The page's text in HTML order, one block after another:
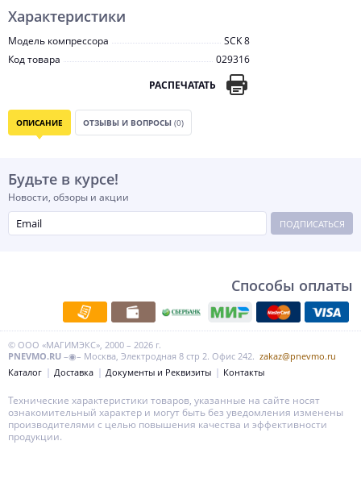
Характеристики
Модель компрессора
SCK 8
Код товара
029316
РАСПЕЧАТАТЬ
ОПИСАНИЕ ОТЗЫВЫ И ВОПРОСЫ (0)
Будьте в курсе!
Новости, обзоры и акции
ПОДПИСАТЬСЯ
Способы оплаты
© ООО «МАГИМЭКС», 2000 – 2026 г.
PNEVMO.RU –◉– Москва, Электродная 8 стр 2. Офис 242. zakaz@pnevmo.ru
Каталог
Доставка Документы и Реквизиты Контакты
Технические характеристики товаров, указанные на сайте носят
ознакомительный характер и могут быть без уведомления изменены
производителями с целью повышения качества и эффективности
продукции.